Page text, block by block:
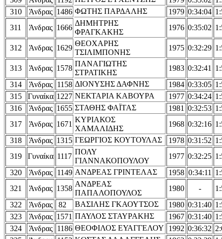
310
Άνδρας 1486 ΦΩΤΗΣ ΠΑΡΔΑΛΗΣ 1979 0:34:04
311
Άνδρας 1666
ΔΗΜΗΤΡΗΣ
ΦΡΑΓΚΑΚΗΣ
1976 0:35:02
312 Άνδρας 1629
ΘΕΟΧΑΡΗΣ
ΤΣΙΛΙΜΠΟΝΗΣ
1975 0:32:29
313 Άνδρας 1578
ΠΑΝΑΓΙΩΤΗΣ
ΣΤΡΑΤΙΚΗΣ
1983 0:32:41
314
Άνδρας 1158 ΔΙΟΝΥΣΗΣ ΔΑΦΝΗΣ 1984 0:33:05
315
Γυναίκα 1227 ΝΕΚΤΑΡΙΑ ΚΑΒΟΥΡΑ 1977 0:34:24
316
Άνδρας 1655 ΣΤΑΘΗΣ ΦΑΪΤΑΣ 1981 0:32:53
317
Άνδρας 1671
ΚΥΡΙΑΚΟΣ
ΧΑΜΑΛΙΔΗΣ
1968 0:32:16
318
Άνδρας 1315 ΓΕΩΡΓΙΟΣ ΚΟΥΤΟΥΛΑΣ 1978 0:31:52
319
Γυναίκα 1117
ΠΟΛΥ
ΓΙΑΝΝΑΚΟΠΟΥΛΟΥ
1977 0:32:25
320
Άνδρας 1149 ΑΝΔΡΕΑΣ ΓΡΙΝΤΕΛΑΣ 1958 0:34:11
321
Άνδρας 1358
ΑΝΔΡΕΑΣ
ΠΑΠΑΛΟΠΟΥΛΟΣ
1980 -
322
Άνδρας 82 ΒΑΣΙΛΗΣ ΓΚΑΟΥΤΣΟΣ 1980 0:31:40
323
Άνδρας 1571 ΠΑΥΛΟΣ ΣΤΑΥΡΑΚΗΣ 1967 0:31:40
324
Άνδρας 1186 ΘΕΟΦΙΛΟΣ ΕΥΑΓΓΕΛΟΥ 1992 0:36:32